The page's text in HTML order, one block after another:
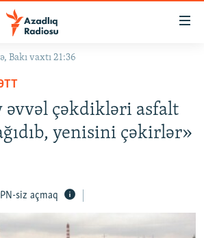
Bakı vaxtı 21:36
əvvəl çəkdikləri asfalt
yenisini çəkirlər»
siz açmaq